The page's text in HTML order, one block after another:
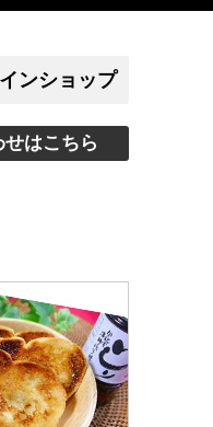
ンショップ
はこちら